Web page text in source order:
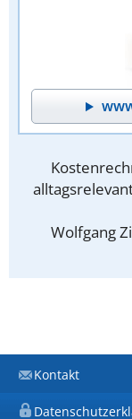
Wolfgang
Kontakt